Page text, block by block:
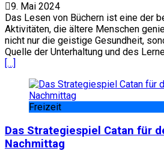
9. Mai 2024
Das Lesen von Büchern ist eine der
Aktivitäten, die ältere Menschen
nicht nur die geistige Gesundheit,
Quelle der Unterhaltung und des
[…]
Freizeit
Das Strategiespiel Catan für
Nachmittag